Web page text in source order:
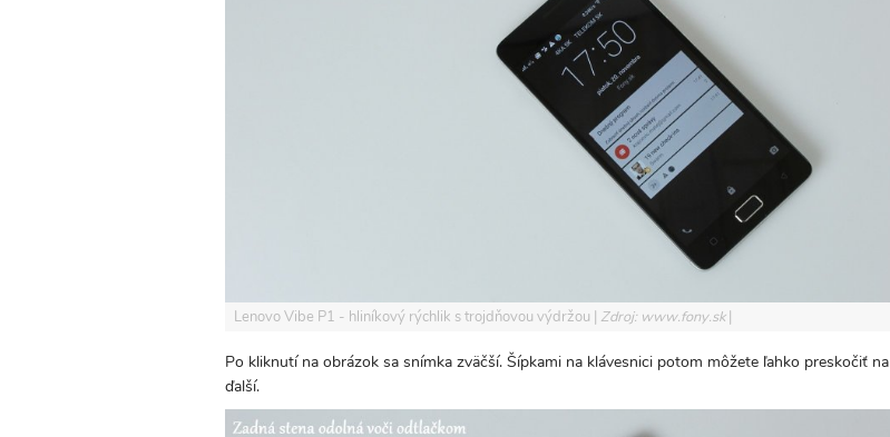
Lenovo Vibe P1 - hliníkový rýchlik s trojdňovou výdržou Zdroj: www.fony.sk
Po kliknutí na obrázok sa snímka zväčší. Šípkami na klávesnici potom môžete ľahko preskočiť na
ďalší.